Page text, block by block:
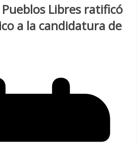
Libres ratificó
a la candidatura de